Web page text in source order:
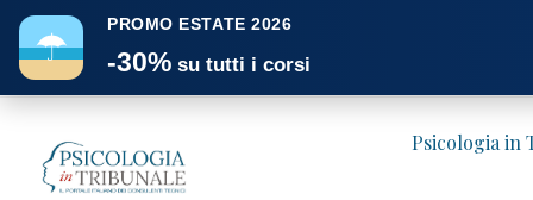
☂
PROMO ESTATE 2026
-30% su tutti i corsi
Psicologia in